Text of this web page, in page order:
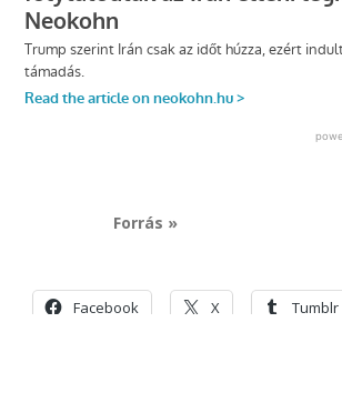
Forrás »
Facebook X Tumblr